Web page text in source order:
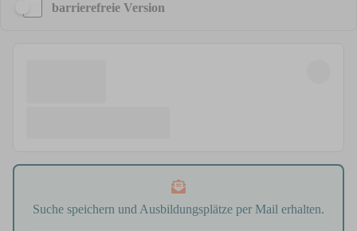
barrierefreie Version
Suche speichern und Ausbildungsplätze per Mail erhalten.